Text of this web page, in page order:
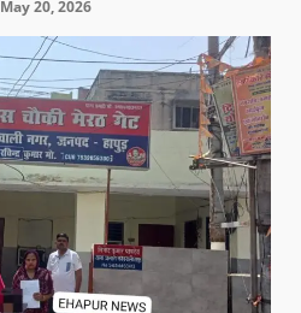
May 20, 2026